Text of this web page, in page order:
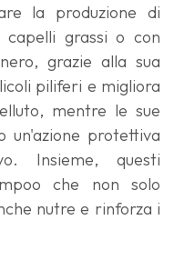
la produzione di
grassi o con
grazie alla sua
piliferi e migliora
mentre le sue
un'azione protettiva
Insieme, questi
che non solo
nutre e rinforza i